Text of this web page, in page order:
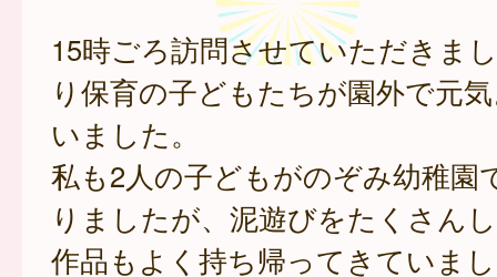
15時ごろ訪問させていただきま
り保育の子どもたちが園外で元
いました。
私も2人の子どもがのぞみ幼稚園
りましたが、泥遊びをたくさん
作品もよく持ち帰ってきていま